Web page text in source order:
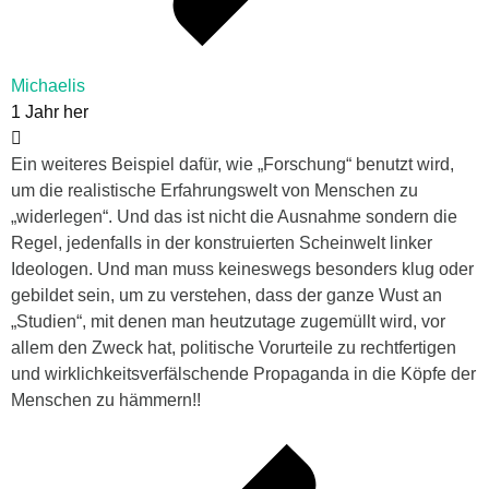
Michaelis
1 Jahr her
Ein weiteres Beispiel dafür, wie „Forschung“ benutzt wird,
um die realistische Erfahrungswelt von Menschen zu
„widerlegen“. Und das ist nicht die Ausnahme sondern die
Regel, jedenfalls in der konstruierten Scheinwelt linker
Ideologen. Und man muss keineswegs besonders klug oder
gebildet sein, um zu verstehen, dass der ganze Wust an
„Studien“, mit denen man heutzutage zugemüllt wird, vor
allem den Zweck hat, politische Vorurteile zu rechtfertigen
und wirklichkeitsverfälschende Propaganda in die Köpfe der
Menschen zu hämmern!!